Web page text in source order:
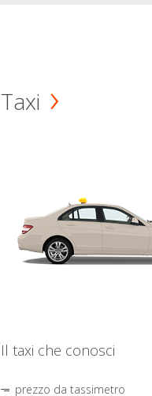
Taxi
Il taxi che conosci
prezzo da tassimetro